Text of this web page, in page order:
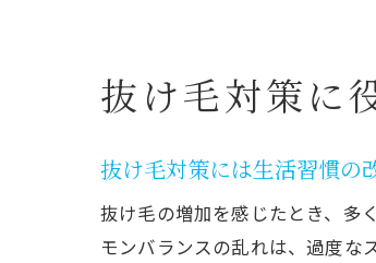
抜け毛対策に
抜け毛対策には生活習慣の
抜け毛の増加を感じたとき、多
モンバランスの乱れは、過度な